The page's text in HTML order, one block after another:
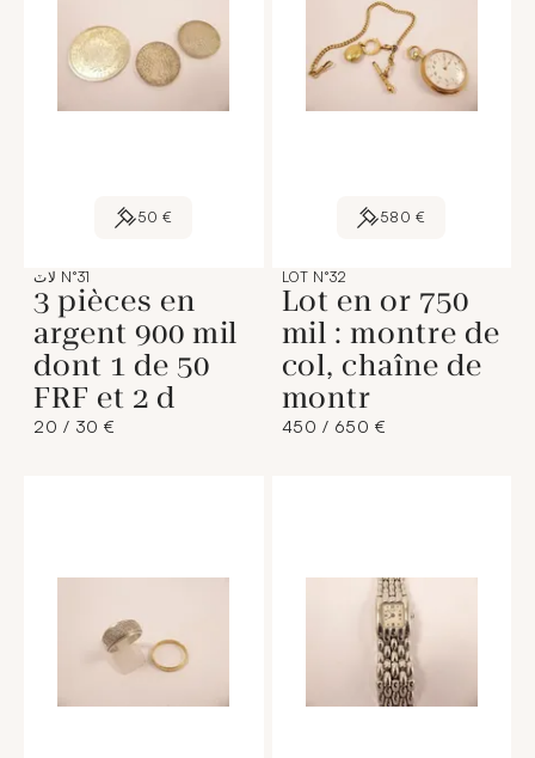
50 €
لاٽ N°31
3 pièces en
argent 900 mil
dont 1 de 50
FRF et 2 d
20 / 30 €
580 €
LOT N°32
Lot en or 750
mil : montre de
col, chaîne de
montr
450 / 650 €